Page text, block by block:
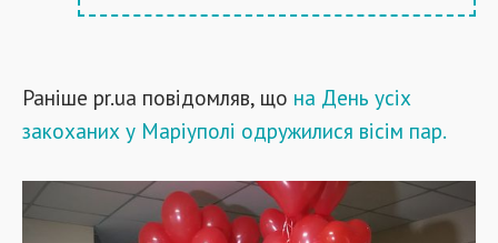
Раніше pr.ua повідомляв, що на День усіх
закоханих у Маріуполі одружилися вісім пар.